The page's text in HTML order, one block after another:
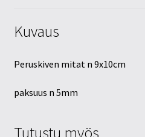
Kuvaus
Peruskiven mitat n 9x10cm
paksuus n 5mm
Tutustu myös